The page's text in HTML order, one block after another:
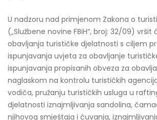
U nadzoru nad primjenom Zakona o
(„Službene novine FBiH“, broj: 32/09)
obavljanja turističke djelatnosti s ciljem
ispunjavanja uvjeta za obavljanje
ispunjavanja propisanih obveza za
naglaskom na kontrolu turističkih
vodiča, pružanju turističkih usluga u
djelatnosti iznajmljivanja sandolina,
njihovog smještaja i čuvanja,